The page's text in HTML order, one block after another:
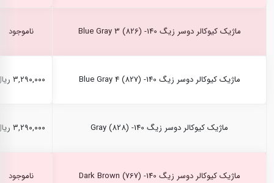
ماژیک کیوکالر دوسر زیگ Blue Gray 3 (826) -140 ناموجود
ماژیک کیوکالر دوسر زیگ Blue Gray 4 (827) -140 ۳,۲۹۰,۰۰۰ ریال
ماژیک کیوکالر دوسر زیگ Gray (828) -140 ۳,۲۹۰,۰۰۰ ریال
ماژیک کیوکالر دوسر زیگ Dark Brown (767) -140 ناموجود